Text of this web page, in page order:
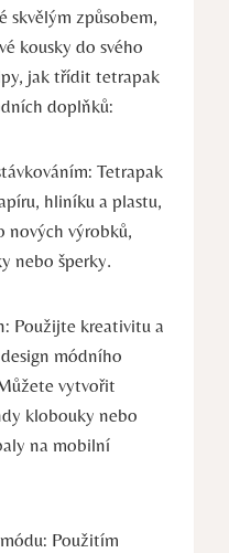
skvělým způsobem,
kousky do svého
jak třídit tetrapak
doplňků:
Tetrapak
hliníku a plastu,
nových výrobků,
nebo šperky.
Použijte kreativitu a
módního
vytvořit
klobouky nebo
na mobilní
Použitím